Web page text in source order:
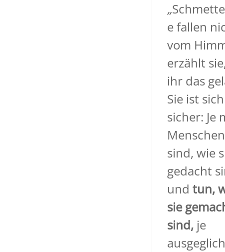
„
e fallen
vom
erzählt
ihr das
Sie ist sich
sicher: Je
sind, wie
gedacht
undtun,
sie
sind, je